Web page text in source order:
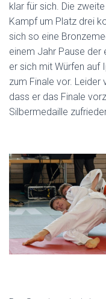
klar für sich. Die
Kampf um Platz drei
sich so eine
einem Jahr Pause
er sich mit Würfen auf
zum Finale vor. Leider
dass er das Finale
Silbermedaille